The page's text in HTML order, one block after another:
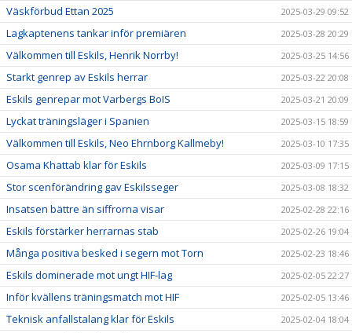
Väskförbud Ettan 2025 2025-03-29 09:52
Lagkaptenens tankar inför premiären 2025-03-28 20:29
Välkommen till Eskils, Henrik Norrby! 2025-03-25 14:56
Starkt genrep av Eskils herrar 2025-03-22 20:08
Eskils genrepar mot Varbergs BoIS 2025-03-21 20:09
Lyckat träningsläger i Spanien 2025-03-15 18:59
Välkommen till Eskils, Neo Ehrnborg Kallmeby! 2025-03-10 17:35
Osama Khattab klar för Eskils 2025-03-09 17:15
Stor scenförändring gav Eskilsseger 2025-03-08 18:32
Insatsen bättre än siffrorna visar 2025-02-28 22:16
Eskils förstärker herrarnas stab 2025-02-26 19:04
Många positiva besked i segern mot Torn 2025-02-23 18:46
Eskils dominerade mot ungt HIF-lag 2025-02-05 22:27
Inför kvällens träningsmatch mot HIF 2025-02-05 13:46
Teknisk anfallstalang klar för Eskils 2025-02-04 18:04